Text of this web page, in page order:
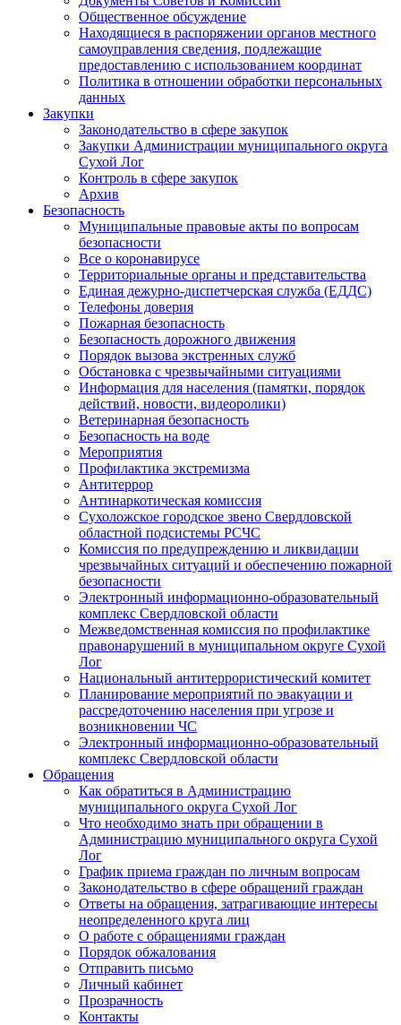
Общественное обсуждение
Находящиеся в распоряжении органов местного
самоуправления сведения, подлежащие
предоставлению с использованием координат
Политика в отношении обработки персональных
данных
Закупки
Законодательство в сфере закупок
Закупки Администрации муниципального округа
Сухой Лог
Контроль в сфере закупок
Архив
Безопасность
Муниципальные правовые акты по вопросам
безопасности
Все о коронавирусе
Территориальные органы и представительства
Единая дежурно-диспетчерская служба (ЕДДС)
Телефоны доверия
Пожарная безопасность
Безопасность дорожного движения
Порядок вызова экстренных служб
Обстановка с чрезвычайными ситуациями
Информация для населения (памятки, порядок
действий, новости, видеоролики)
Ветеринарная безопасность
Безопасность на воде
Мероприятия
Профилактика экстремизма
Антитеррор
Антинаркотическая комиссия
Сухоложское городское звено Свердловской
областной подсистемы РСЧС
Комиссия по предупреждению и ликвидации
чрезвычайных ситуаций и обеспечению пожарной
безопасности
Электронный информационно-образовательный
комплекс Cвердловской области
Межведомственная комиссия по профилактике
правонарушений в муниципальном округе Сухой
Лог
Национальный антитеррористический комитет
Планирование мероприятий по эвакуации и
рассредоточению населения при угрозе и
возникновении ЧС
Электронный информационно-образовательный
комплекс Свердловской области
Обращения
Как обратиться в Администрацию
муниципального округа Сухой Лог
Что необходимо знать при обращении в
Администрацию муниципального округа Сухой
Лог
График приема граждан по личным вопросам
Законодательство в сфере обращений граждан
Ответы на обращения, затрагивающие интересы
неопределенного круга лиц
О работе с обращениями граждан
Порядок обжалования
Отправить письмо
Личный кабинет
Прозрачность
Контакты